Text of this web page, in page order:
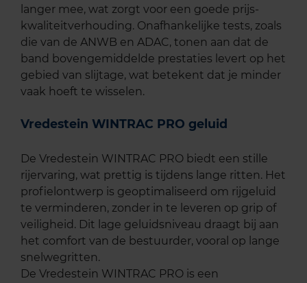
langer mee, wat zorgt voor een goede prijs-
kwaliteitverhouding. Onafhankelijke tests, zoals
die van de ANWB en ADAC, tonen aan dat de
band bovengemiddelde prestaties levert op het
gebied van slijtage, wat betekent dat je minder
vaak hoeft te wisselen.
Vredestein WINTRAC PRO geluid
De Vredestein WINTRAC PRO biedt een stille
rijervaring, wat prettig is tijdens lange ritten. Het
profielontwerp is geoptimaliseerd om rijgeluid
te verminderen, zonder in te leveren op grip of
veiligheid. Dit lage geluidsniveau draagt bij aan
het comfort van de bestuurder, vooral op lange
snelwegritten.
De Vredestein WINTRAC PRO is een